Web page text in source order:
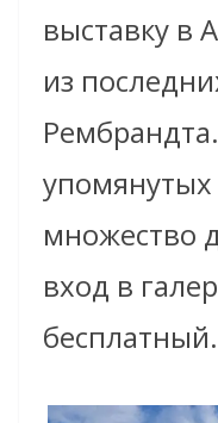
выставку в
из
упомянутых
множество
вход в
бесплатный.